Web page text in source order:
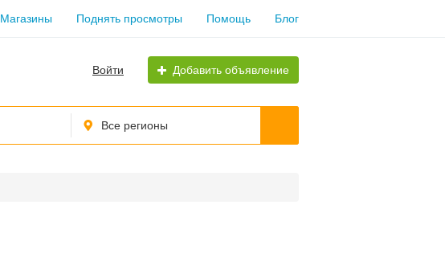
Магазины Поднять просмотры Помощь Блог
Войти Добавить объявление
Все регионы